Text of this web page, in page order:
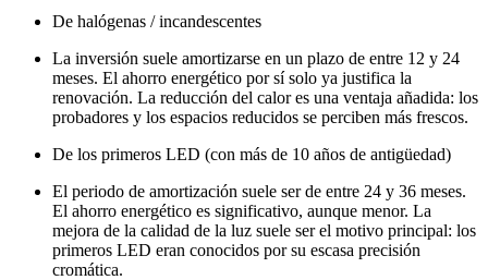
De halógenas / incandescentes
La inversión suele amortizarse en un plazo de entre 12 y 24
meses. El ahorro energético por sí solo ya justifica la
renovación. La reducción del calor es una ventaja añadida: los
probadores y los espacios reducidos se perciben más frescos.
De los primeros LED (con más de 10 años de antigüedad)
El periodo de amortización suele ser de entre 24 y 36 meses.
El ahorro energético es significativo, aunque menor. La
mejora de la calidad de la luz suele ser el motivo principal: los
primeros LED eran conocidos por su escasa precisión
cromática.